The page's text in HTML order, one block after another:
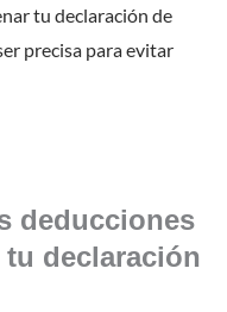
tu declaración de
precisa para evitar
deducciones
declaración